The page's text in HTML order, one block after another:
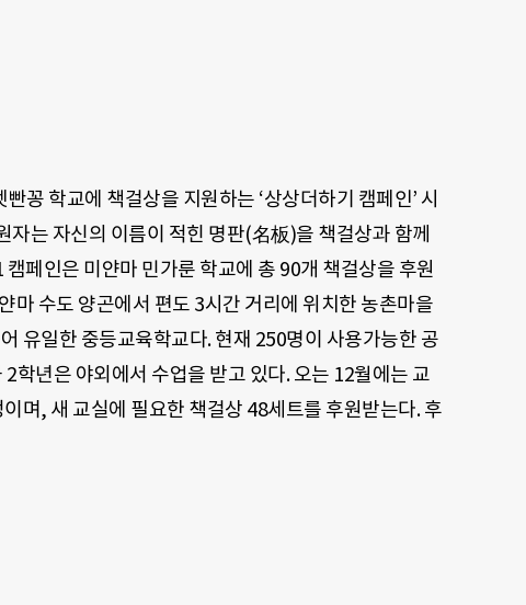
꽁 학교에 책걸상을 지원하는 ‘상상더하기 캠페인’ 시
는 자신의 이름이 적힌 명판(名板)을 책걸상과 함께
페인은 미얀마 민가룬 학교에 총 90개 책걸상을 후원
마 수도 양곤에서 편도 3시간 거리에 위치한 농촌마을
유일한 중등교육학교다. 현재 250명이 사용가능한 공
학년은 야외에서 수업을 받고 있다. 오는 12월에는 교
며, 새 교실에 필요한 책걸상 48세트를 후원받는다. 후